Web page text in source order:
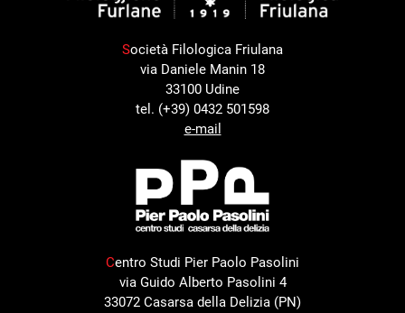
Società Filologica Friulana
via Daniele Manin 18
33100 Udine
tel. (+39) 0432 501598
e-mail
Centro Studi Pier Paolo Pasolini
via Guido Alberto Pasolini 4
33072 Casarsa della Delizia (PN)